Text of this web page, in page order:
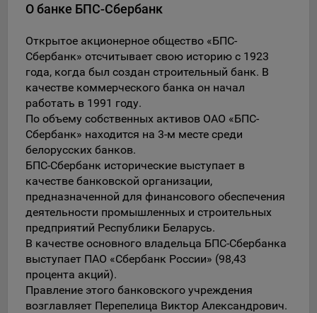
данные о пользователе в случае, если это разрешено в
сохранение файлов cookie и использование технологии
JavaScript).
На сайтах обрабатываются следующие типы файлов
cookie:
Общество может использовать файлы cookie для
рекламирования услуг пользователям сайта
«bankibel.by» на сторонних веб-сайтах. Например, если
пользователь посетит указанный сайт, то в дальнейшем
может встретить рекламу Общества на некоторых
сторонних веб-сайтах.
Иногда Общество использует сторонние файлы cookie
для отслеживания эффективности своих рекламных
объявлений. Такие файлы cookie, например, запоминают,
с помощью каких браузеров пользователи посещают
сайты Общества. С помощью данной процедуры
Общество также регулирует и оценивает эффективность
рекламной деятельности.
О банке БПС-Сбербанк
Открытое акционерное общество «БПС-
Сбербанк» отсчитывает свою историю с 1923
года, когда был создан строительный банк. В
качестве коммерческого банка он начал
работать в 1991 году.
По объему собственных активов ОАО «БПС-
Сбербанк» находится на 3-м месте среди
белорусских банков.
БПС-Сбербанк исторические выступает в
качестве банковской организации,
предназначенной для финансового обеспечения
деятельности промышленных и строительных
предприятий Республики Беларусь.
В качестве основного владельца БПС-Сбербанка
выступает ПАО «Сбербанк России» (98,43
процента акций).
Правление этого банковского учреждения
возглавляет Перепелица Виктор Александрович.